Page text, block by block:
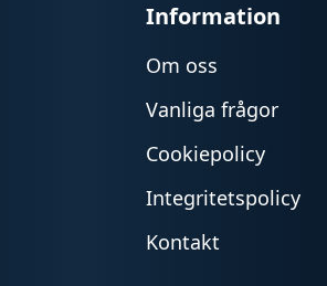
Information
Om oss
Vanliga frågor
Cookiepolicy
Integritetspolicy
Kontakt